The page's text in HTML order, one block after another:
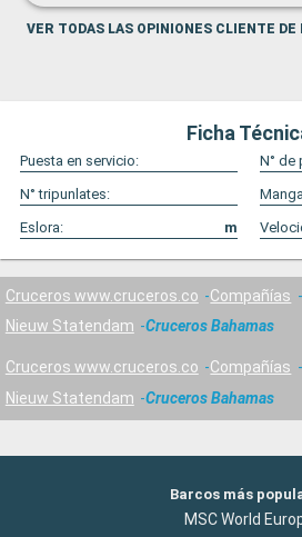
VER TODAS LAS OPINIONES CLIENTE DE
Ficha
Puesta en servicio:
N° de
N° tripunlates:
Eslora:
m
Cruceros www.cruceros.co Compañías
Nieuw Statendam
Cruceros Bahamas
Cruceros www.cruceros.co Compañías
Nieuw Statendam
Cruceros Bahamas
Barcos más
MSC World